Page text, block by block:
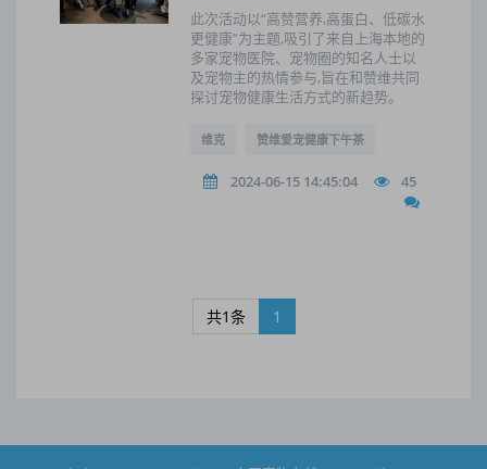
此次活动以“高赞营养,高蛋白、低碳水
更健康”为主题,吸引了来自上海本地的
多家宠物医院、宠物圈的知名人士以
及宠物主的热情参与,旨在和赞维共同
探讨宠物健康生活方式的新趋势。
维克 赞维爱宠健康下午茶
2024-06-15 14:45:04 45
共1条 1